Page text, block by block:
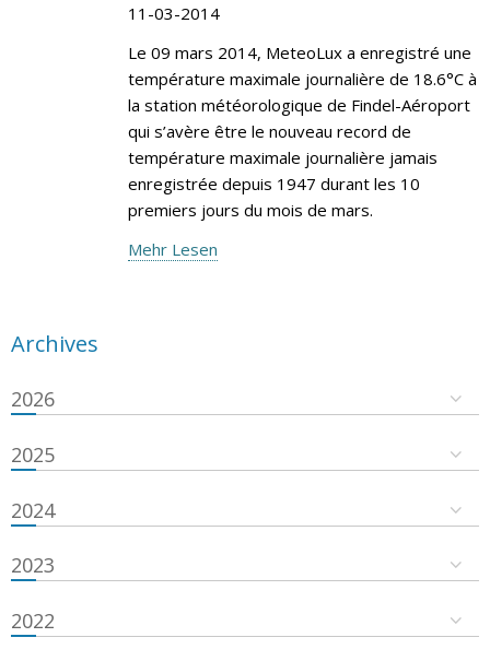
11-03-2014
Le 09 mars 2014, MeteoLux a enregistré une
température maximale journalière de 18.6°C à
la station météorologique de Findel-Aéroport
qui s’avère être le nouveau record de
température maximale journalière jamais
enregistrée depuis 1947 durant les 10
premiers jours du mois de mars.
Mehr Lesen
Archives
2026
2025
2024
2023
2022